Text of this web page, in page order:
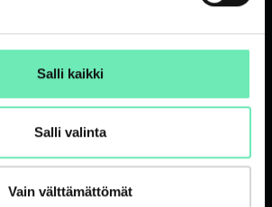
Salli kaikki
Salli valinta
Vain välttämättömät
Matkailu & Majoitus
Siivous- ja kiinteistöala